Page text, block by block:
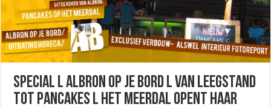
Special l Albron op je Bord l Van leegstand
tot Pancakes l Het Meerdal opent haar